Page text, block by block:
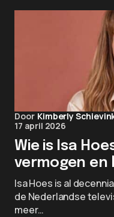
Door Kimberly
17 april 2026
Wie is Isa
vermogen en
Isa Hoes is al
de Nederlandse
meer…